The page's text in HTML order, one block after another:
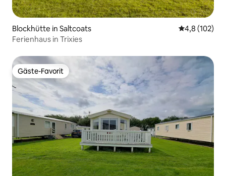
Blockhütte in Saltcoats
4,8 (102)
Ferienhaus in Trixies
Gäste-Favorit
Gäste-Favorit